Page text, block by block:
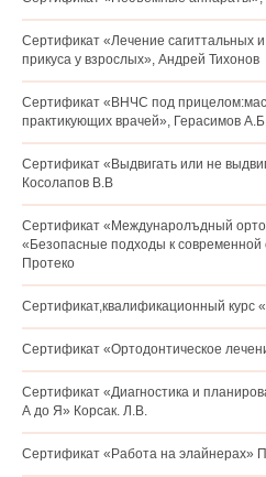
Сертификат «Лечение сагиттальных
прикуса у взрослых», Андрей Тихонов
Сертификат «ВНЧС под
практикующих врачей», Герасимов
Сертификат «Выдвигать или не
Косолапов В.В
Сертификат «Междунаролъдный
«Безопасные подходы к современной
Протеко
Сертификат,квалификационный курс
Сертификат «Ортодонтическое
Сертификат «Диагностика и
А до Я» Корсак. Л.В.
Сертификат «Работа на элайнерах»